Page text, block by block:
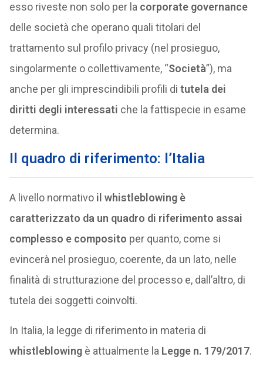
esso riveste non solo per la corporate governance
delle società che operano quali titolari del
trattamento sul profilo privacy (nel prosieguo,
singolarmente o collettivamente, “Società”), ma
anche per gli imprescindibili profili di tutela dei
diritti degli interessati che la fattispecie in esame
determina.
Il quadro di riferimento: l’Italia
A livello normativo il whistleblowing è
caratterizzato da un quadro di riferimento assai
complesso e composito per quanto, come si
evincerà nel prosieguo, coerente, da un lato, nelle
finalità di strutturazione del processo e, dall’altro, di
tutela dei soggetti coinvolti.
In Italia, la legge di riferimento in materia di
whistleblowingè attualmente la Legge n. 179/2017.